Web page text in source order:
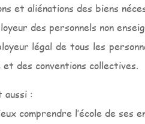
et aliénations des biens
des personnels non
légal de tous les
et des conventions collectives.
aussi :
comprendre l’école de ses